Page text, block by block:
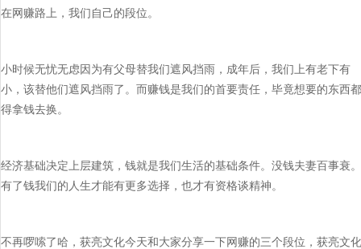
在网赚路上，我们自己的段位。
小时候无忧无虑因为有父母替我们遮风挡雨，成年后，我们上有老下有
小，该替他们遮风挡雨了。而赚钱是我们的首要责任，毕竟想要的东西都
得拿钱去换。
经济基础决定上层建筑，钱就是我们生活的基础条件。没钱夫妻百事衰。
有了钱我们的人生才能有更多选择，也才有资格谈精神。
不再啰嗦了哈，获亮文化今天和大家分享一下网赚的三个段位，获亮文化